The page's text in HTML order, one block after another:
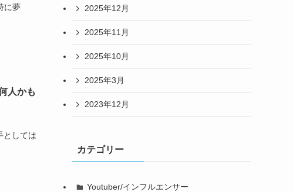
に夢
人かも
としては
2025年12月
2025年11月
2025年10月
2025年3月
2023年12月
カテゴリー
Youtuber/インフルエンサー